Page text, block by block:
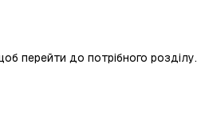
перейти до потрібного розділу.